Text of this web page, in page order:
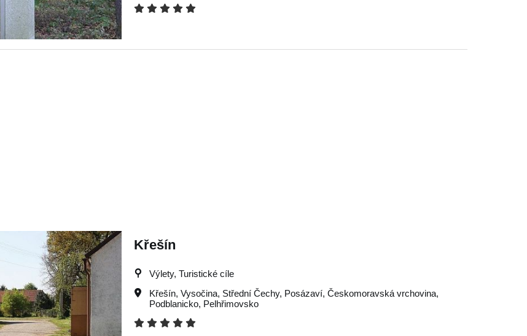
Křešín
Výlety, Turistické cíle
Křešín, Vysočina, Střední Čechy, Posázaví, Českomoravská vrchovina,
Podblanicko, Pelhřimovsko